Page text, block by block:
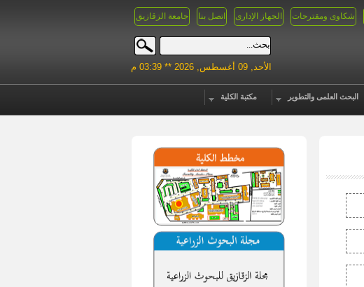
جامعة الزقازيق اتصل بنا الجهاز الإدارى شكاوى ومقترحات
الأحد, 09 أغسطس, 2026 ** 03:39 م
البحث العلمى والتطوير مكتبة الكلية